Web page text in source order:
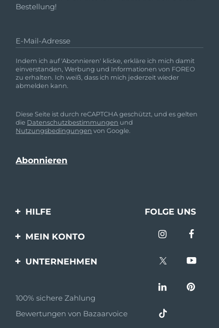
Bestellung!
E-Mail-Adresse
Indem ich auf 'Abonnieren' klicke, erkläre ich mich damit
einverstanden, Werbung und Informationen von FOREO
zu erhalten. Ich weiß, dass ich mich jederzeit wieder
abmelden kann.
Diese Seite ist durch reCAPTCHA geschützt, und es gelten
die Datenschutzbestimmungen und
Nutzungsbedingungen von Google.
HILFE
Kontaktiere uns
FOLGE UNS
MEIN KONTO
UNTERNEHMEN
Partnerprogramm
Partner Nachrichten
100% sichere Zahlung
Bewertungen von Bazaarvoice